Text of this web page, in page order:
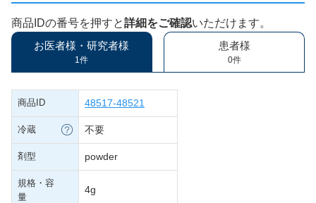
商品IDの番号を押すと詳細をご確認いただけます。
お医者様・研究者様
1件
患者様
0件
商品ID 48517-48521
冷蔵 不要
剤型 powder
規格・容
量
4g